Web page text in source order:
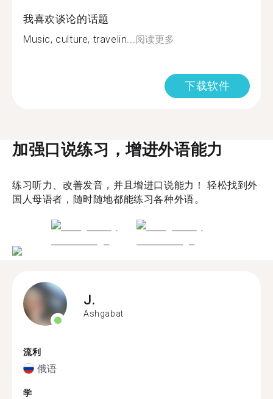
我喜欢谈论的话题
Music, culture, travelin... 阅读更多
下载软件
加强口说练习，增进外语能力
练习听力、改善发音，并且增进口说能力！ 轻松找到外
国人母语者，随时随地都能练习各种外语。
J.
Ashgabat
流利
俄语
学